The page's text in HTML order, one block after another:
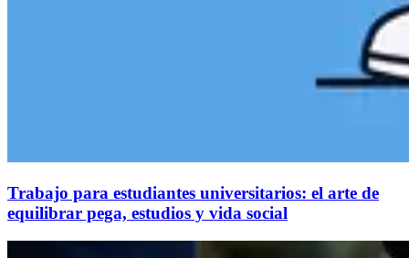
Trabajo para estudiantes universitarios: el arte de
equilibrar pega, estudios y vida social